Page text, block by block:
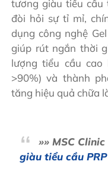
tương giàu tiểu cầu
đòi hỏi sự tỉ mỉ,
dụng công nghệ
giúp rút ngắn thời
lượng tiểu cầu
>90%) và thành
tăng hiệu quả chữa
»» MSC
giàu tiểu cầu